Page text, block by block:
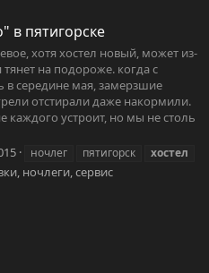
в пятигорске
хотя хостел новый, может из-
тянет на подороже. когда с
в середине мая, замерзшие
отстирали даже накормили.
каждого устроит, но мы не столь
ночлег пятигорск хостел
ночлеги, сервис